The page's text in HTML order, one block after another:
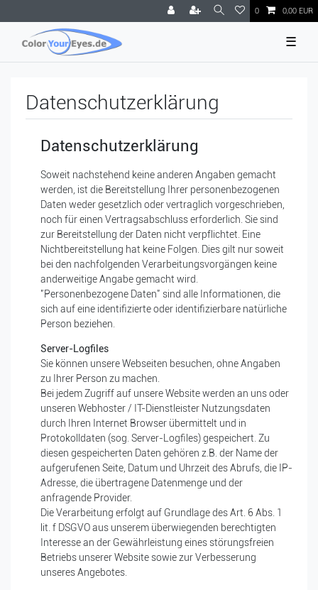
0 0,00 EUR
☰
Daten­schutz­erklärung
Datenschutzerklärung
Soweit nachstehend keine anderen Angaben gemacht
werden, ist die Bereitstellung Ihrer personenbezogenen
Daten weder gesetzlich oder vertraglich vorgeschrieben,
noch für einen Vertragsabschluss erforderlich. Sie sind
zur Bereitstellung der Daten nicht verpflichtet. Eine
Nichtbereitstellung hat keine Folgen. Dies gilt nur soweit
bei den nachfolgenden Verarbeitungsvorgängen keine
anderweitige Angabe gemacht wird.
"Personenbezogene Daten" sind alle Informationen, die
sich auf eine identifizierte oder identifizierbare natürliche
Person beziehen.
Server-Logfiles
Sie können unsere Webseiten besuchen, ohne Angaben
zu Ihrer Person zu machen.
Bei jedem Zugriff auf unsere Website werden an uns oder
unseren Webhoster / IT-Dienstleister Nutzungsdaten
durch Ihren Internet Browser übermittelt und in
Protokolldaten (sog. Server-Logfiles) gespeichert. Zu
diesen gespeicherten Daten gehören z.B. der Name der
aufgerufenen Seite, Datum und Uhrzeit des Abrufs, die IP-
Adresse, die übertragene Datenmenge und der
anfragende Provider.
Die Verarbeitung erfolgt auf Grundlage des Art. 6 Abs. 1
lit. f DSGVO aus unserem überwiegenden berechtigten
Interesse an der Gewährleistung eines störungsfreien
Betriebs unserer Website sowie zur Verbesserung
unseres Angebotes.